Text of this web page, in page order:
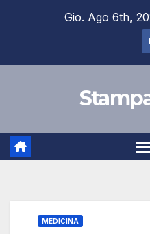
Gio. Ago 6th,
MEDICINA